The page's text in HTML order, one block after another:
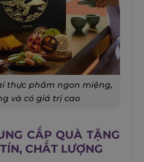
thực phẩm ngon miệng,
và có giá trị cao
CẤP QUÀ TẶNG
CHẤT LƯỢNG